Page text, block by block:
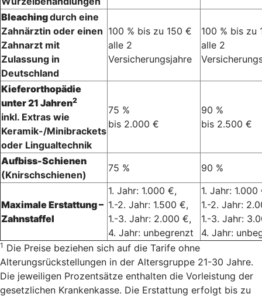
Bleachingdurch eine
Zahnärztin oder einen
Zahnarzt mit
Zulassung in
Deutschland
100 % bis zu 150 €
alle 2
Versicherungsjahre
100 % bis zu
alle 2
Kieferorthopädie
unter 21 Jahren2
inkl. Extras wie
Keramik-/Minibrackets
oder Lingualtechnik
75 %
bis 2.000 €
90 %
bis 2.500 €
Aufbiss-Schienen
(Knirschschienen)
75 % 90 %
Maximale Erstattung –
Zahnstaffel
1. Jahr: 1.000 €,
1.-2. Jahr: 1.500 €,
1.-3. Jahr: 2.000 €,
4. Jahr: unbegrenzt
1. Jahr: 1.000
1.-2. Jahr:
1.-3. Jahr:
4. Jahr:
1 Die Preise beziehen sich auf die Tarife ohne
Alterungsrückstellungen in der Altersgruppe 21-30 Jahre.
Die jeweiligen Prozentsätze enthalten die Vorleistung der
gesetzlichen Krankenkasse. Die Erstattung erfolgt bis zu